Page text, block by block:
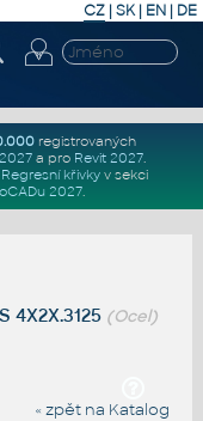
CZ | SK| EN | DE
registrovaných
a pro Revit 2027.
Regresní křivkyv sekci
2027.
4X2X.3125 (Ocel)
« zpět na Katalog